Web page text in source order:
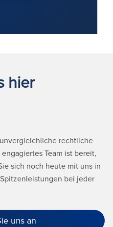
hier
rechtliche
Team ist bereit,
sich noch heute mit uns in
bei jeder
uns an